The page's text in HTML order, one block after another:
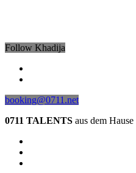
Follow Khadija
booking@0711.net
0711 TALENTS aus dem Hause